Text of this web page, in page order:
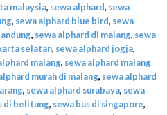
malaysia, sewa alphard, sewa
, sewa alphard blue bird, sewa
, sewa alphard di malang, sewa
selatan, sewa alphard jogja,
malang, sewa alphard malang
murah di malang, sewa alphard
, sewa alphard surabaya, sewa
di belitung, sewa bus di singapore,